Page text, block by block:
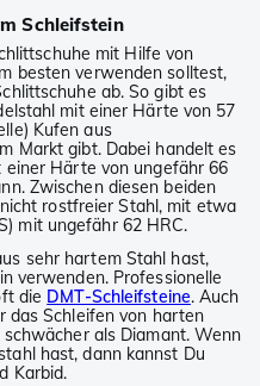
Schleifstein
mit Hilfe von
besten verwenden solltest,
ab. So gibt es
mit einer Härte von 57
Kufen aus
Markt gibt. Dabei handelt es
Härte von ungefähr 66
Zwischen diesen beiden
rostfreier Stahl, mit etwa
mit ungefähr 62 HRC.
sehr hartem Stahl hast,
verwenden. Professionelle
die DMT-Schleifsteine. Auch
das Schleifen von harten
als Diamant. Wenn
hast, dann kannst Du
Karbid.